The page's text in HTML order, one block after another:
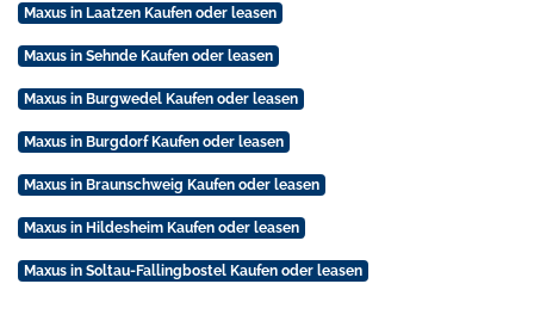
Maxus in Laatzen Kaufen oder leasen
Maxus in Sehnde Kaufen oder leasen
Maxus in Burgwedel Kaufen oder leasen
Maxus in Burgdorf Kaufen oder leasen
Maxus in Braunschweig Kaufen oder leasen
Maxus in Hildesheim Kaufen oder leasen
Maxus in Soltau-Fallingbostel Kaufen oder leasen